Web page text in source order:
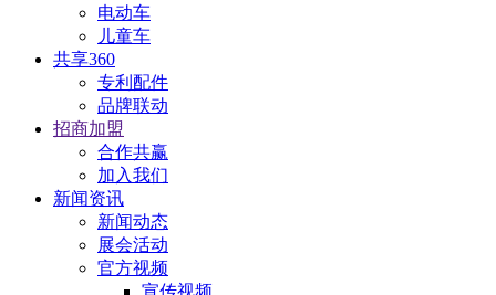
电动车
儿童车
共享360
专利配件
品牌联动
招商加盟
合作共赢
加入我们
新闻资讯
新闻动态
展会活动
官方视频
宣传视频